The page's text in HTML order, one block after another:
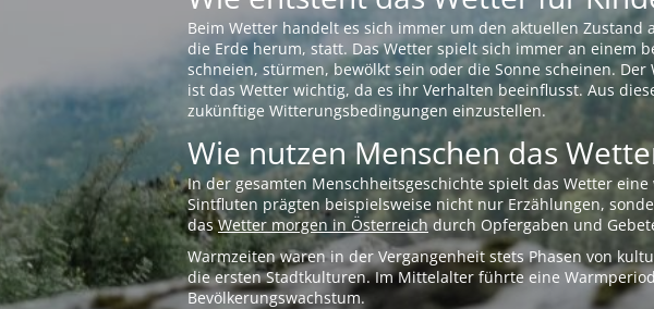
Beim Wetter handelt es sich immer um den aktuellen
die Erde herum, statt. Das Wetter spielt sich immer an einem
schneien, stürmen, bewölkt sein oder die Sonne scheinen.
ist das Wetter wichtig, da es ihr Verhalten beeinflusst. Aus
zukünftige Witterungsbedingungen einzustellen.
Wie nutzen Menschen das
In der gesamten Menschheitsgeschichte spielt das Wetter
Sintfluten prägten beispielsweise nicht nur Erzählungen,
dasWetter morgen in Österreichdurch Opfergaben und
Warmzeiten waren in der Vergangenheit stets Phasen von
die ersten Stadtkulturen. Im Mittelalter führte eine
Bevölkerungswachstum.